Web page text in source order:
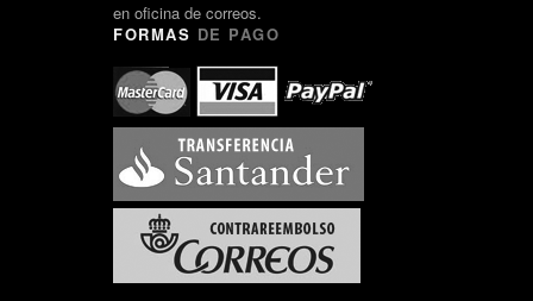
en oficina de correos.
FORMAS DE PAGO